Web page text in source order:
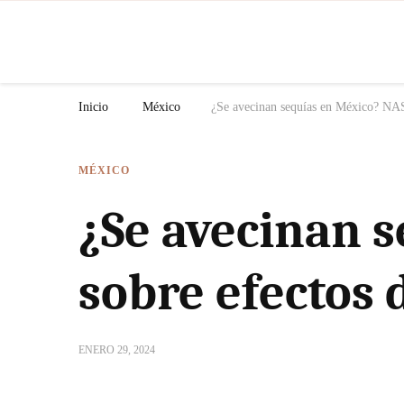
Inicio México ¿Se avecinan sequías en México?
MÉXICO
¿Se avecinan
sobre efectos
ENERO 29, 2024